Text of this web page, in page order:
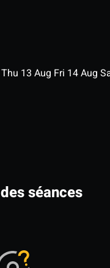
Thu 13 Aug Fri 14Aug
séances